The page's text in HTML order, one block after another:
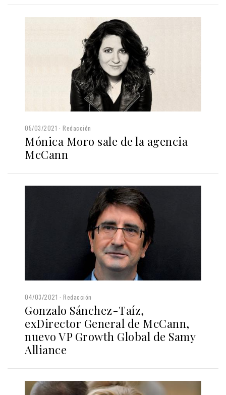
05/03/2021 Redacción
Mónica Moro sale de la agencia
McCann
04/03/2021 Redacción
Gonzalo Sánchez-Taíz,
exDirector General de McCann,
nuevo VP Growth Global de Samy
Alliance